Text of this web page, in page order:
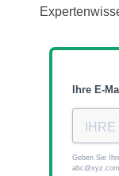
Ihre E-
Geben Sie
abc@xyz.com.